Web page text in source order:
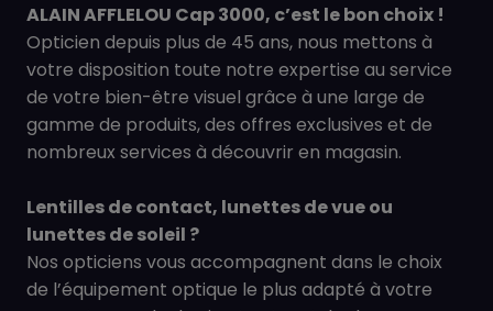
ALAIN AFFLELOU Cap 3000, c’est le bon choix !
Opticien depuis plus de 45 ans, nous mettons à
votre disposition toute notre expertise au service
de votre bien-être visuel grâce à une large de
gamme de produits, des offres exclusives et de
nombreux services à découvrir en magasin.
Lentilles de contact, lunettes de vue ou
lunettes de soleil ?
Nos opticiens vous accompagnent dans le choix
de l’équipement optique le plus adapté à votre